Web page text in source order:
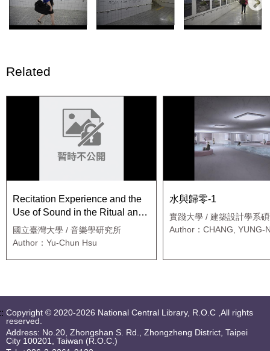
Related
Recitation Experience and the
Use of Sound in the Ritual and
Congregation of Taiwan’s
Muslim Communities
國立臺灣大學 / 音樂學研究所
Author：Yu-Chun Hsu
水與歸零-1
實踐大學 / 建築設計學系
Author：CHANG, YUNG-
Copyright © 2020-2026 National Central Library, R.O.C ,All rights
reserved.
Address: No.20, Zhongshan S. Rd., Zhongzheng District, Taipei
City 100201, Taiwan (R.O.C.)